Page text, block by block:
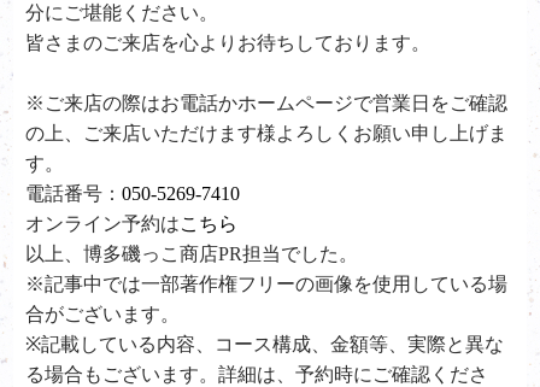
分にご堪能ください。
皆さまのご来店を心よりお待ちしております。
※ご来店の際はお電話かホームページで営業日をご確認
の上、ご来店いただけます様よろしくお願い申し上げま
す。
電話番号：050-5269-7410
オンライン予約はこちら
以上、博多磯っこ商店PR担当でした。
※記事中では一部著作権フリーの画像を使用している場
合がございます。
※記載している内容、コース構成、金額等、実際と異な
る場合もございます。詳細は、予約時にご確認くださ